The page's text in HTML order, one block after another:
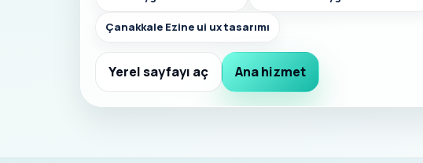
Çanakkale Ezine ui ux tasarımı
Yerel sayfayı aç Ana hizmet